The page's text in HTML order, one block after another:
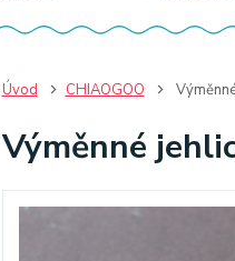
Úvod CHIAOGOO
Výměnné